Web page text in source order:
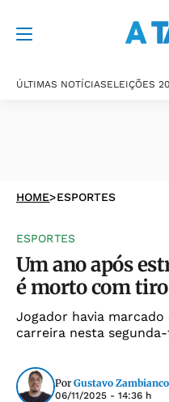
ÚLTIMAS NOTÍCIASELEIÇÕES
HOME>ESPORTES
ESPORTES
Um ano após
é morto com tiro
Jogador havia
carreira nesta
Por Gustavo Zambianco
06/11/2025 - 14:36 h